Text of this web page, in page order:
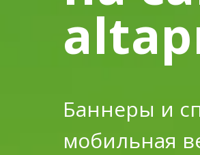
Баннеры и
мобильная